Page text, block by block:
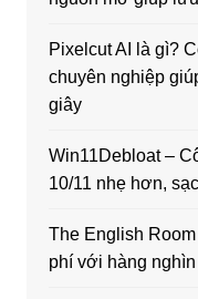
Pixelcut AI là gì?
chuyên nghiệp
giây
Win11Debloat –
10/11 nhẹ hơn,
The English
phí với hàng